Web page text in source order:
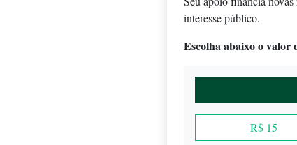
interesse público.
Escolha abaixo o valor
R$ 15